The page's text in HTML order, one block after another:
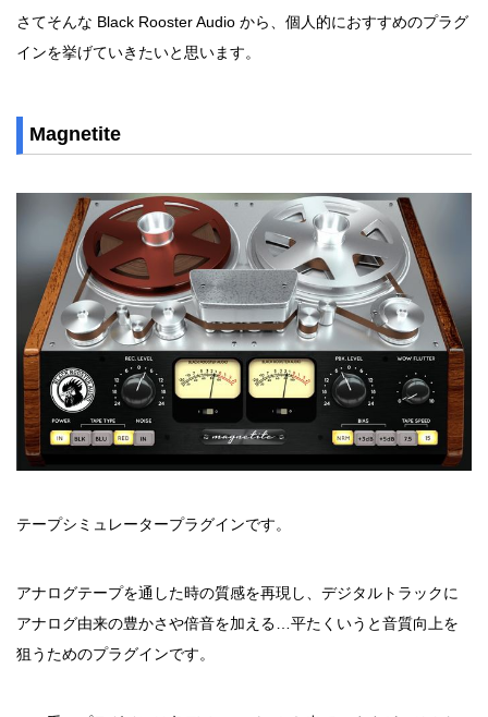
さてそんな Black Rooster Audio から、個人的におすすめのプラグ
インを挙げていきたいと思います。
Magnetite
テープシミュレータープラグインです。
アナログテープを通した時の質感を再現し、デジタルトラックに
アナログ由来の豊かさや倍音を加える…平たくいうと音質向上を
狙うためのプラグインです。